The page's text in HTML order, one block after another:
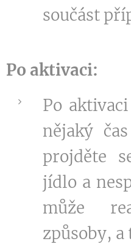
součást
Po aktivaci:
Po
nějaký
projděte
jídlo a
může
způsoby, a